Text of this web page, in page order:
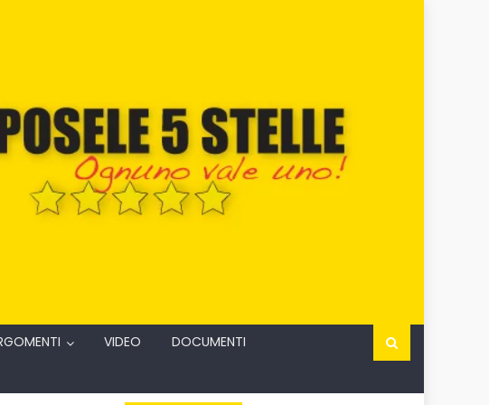
VIDEO
DOCUMENTI